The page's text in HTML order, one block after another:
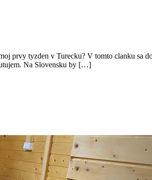
prvy tyzden v Turecku? V tomto clanku sa
Na Slovensku by […]